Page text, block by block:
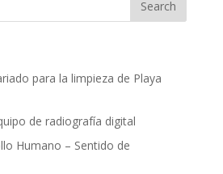
para la limpieza de Playa
de radiografía digital
Humano – Sentido de